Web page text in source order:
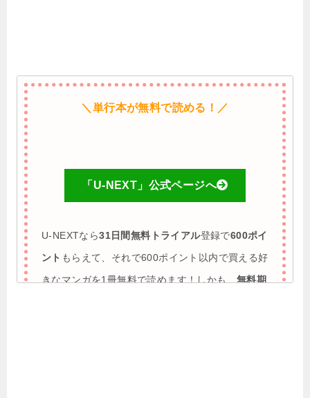
＼単行本が無料で読める！／
「U-NEXT」公式ページへ
U-NEXTなら31日間無料トライアル登録で600ポイ
ント もらえて、それで600ポイント以内で買える好
きなマンガを1冊無料で読めます！しかも、無料期